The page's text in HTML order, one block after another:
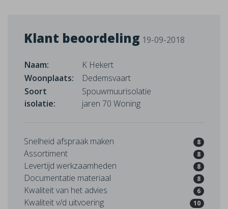
Klant beoordeling 19-09-2018
Naam:
K Hekert
Woonplaats:
Dedemsvaart
Soort
isolatie:
Spouwmuurisolatie
jaren 70 Woning
Snelheid afspraak maken 8
Assortiment 8
Levertijd werkzaamheden 8
Documentatie materiaal 8
Kwaliteit van het advies 6
Kwaliteit v/d uitvoering 10